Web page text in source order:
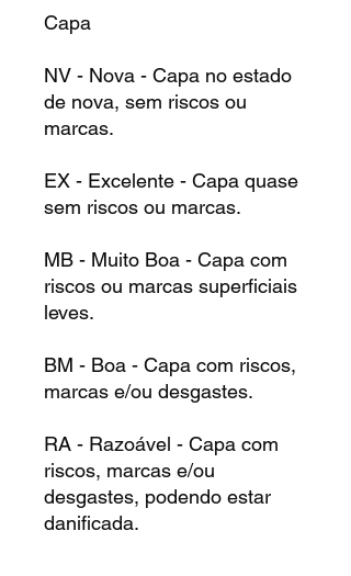
Capa
NV - Nova - Capa no estado
de nova, sem riscos ou
marcas.
EX - Excelente - Capa quase
sem riscos ou marcas.
MB - Muito Boa - Capa com
riscos ou marcas superficiais
leves.
BM - Boa - Capa com riscos,
marcas e/ou desgastes.
RA - Razoável - Capa com
riscos, marcas e/ou
desgastes, podendo estar
danificada.